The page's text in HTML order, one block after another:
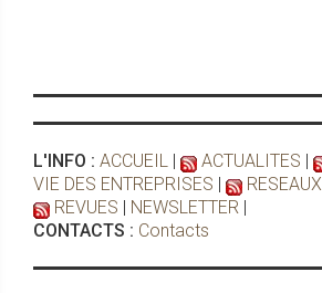
L'INFO : ACCUEIL | ACTUALITES |
VIE DES ENTREPRISES | RESEAUX
REVUES | NEWSLETTER |
CONTACTS : Contacts